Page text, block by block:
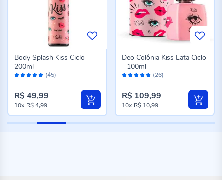
Avaliação: (45)
Body Splash Kiss Ciclo -
200ml
R$ 49,99
10x R$ 4,99
Avaliação: (26)
Deo Colônia Kiss Lata Ciclo
- 100ml
R$ 109,99
10x R$ 10,99